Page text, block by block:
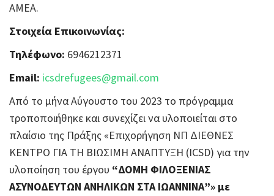
ΑΜΕΑ.
Στοιχεία Επικοινωνίας:
Τηλέφωνο: 6946212371
Email: icsdrefugees@gmail.com
Από το μήνα Αύγουστο του 2023 το πρόγραμμα
τροποποιήθηκε και συνεχίζει να υλοποιείται στο
πλαίσιο της Πράξης «Επιχορήγηση ΝΠ ΔΙΕΘΝΕΣ
ΚΕΝΤΡΟ ΓΙΑ ΤΗ ΒΙΩΣΙΜΗ ΑΝΑΠΤΥΞΗ (ICSD) για την
υλοποίηση του έργου “ΔΟΜΗ ΦΙΛΟΞΕΝΙΑΣ
ΑΣΥΝΟΔΕΥΤΩΝ ΑΝΗΛΙΚΩΝ ΣΤΑ ΙΩΑΝΝΙΝΑ”» με